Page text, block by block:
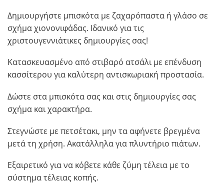
Δημιουργήστε μπισκότα με ζαχαρόπαστα ή γλάσο σε
σχήμα χιονονιφάδας. Ιδανικό για τις
χριστουγεννιάτικες δημιουργίες σας!
Κατασκευασμένο από στιβαρό ατσάλι με επένδυση
κασσίτερου για καλύτερη αντισκωριακή προστασία.
Δώστε στα μπισκότα σας και στις δημιουργίες σας
σχήμα και χαρακτήρα.
Στεγνώστε με πετσέτακι, μην τα αφήνετε βρεγμένα
μετά τη χρήση. Ακατάλληλα για πλυντήριο πιάτων.
Εξαιρετικό για να κόβετε κάθε ζύμη τέλεια με το
σύστημα τέλειας κοπής.